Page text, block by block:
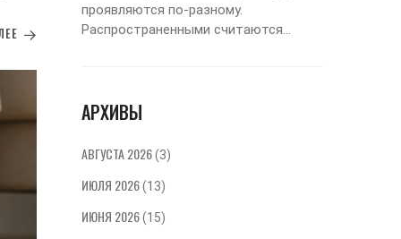
проявляются по-разному.
Распространенными считаются
внешними факторами. В статье
нарушений и даются советы по их
АРХИВЫ
АВГУСТА 2026(3)
ИЮЛЯ 2026(13)
ИЮНЯ 2026(15)